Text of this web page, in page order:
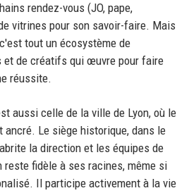
rendez-vous (JO, pape,
vitrines pour son savoir-faire. Mais
tout un écosystème de
et de créatifs qui œuvre pour faire
réussite.
aussi celle de la ville de Lyon, où le
ancré. Le siège historique, dans le
la direction et les équipes de
reste fidèle à ses racines, même si
Il participe activement à la vie